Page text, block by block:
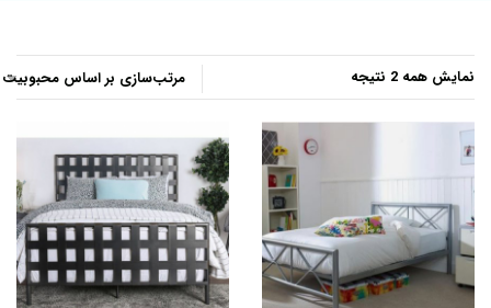
نمایش همه 2 نتیجه
بر
اساس
محبوبیت